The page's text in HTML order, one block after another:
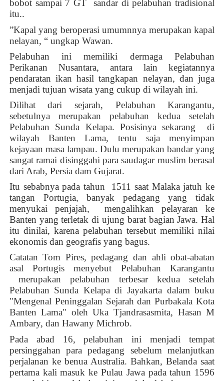
bobot sampai 7 GT
sandar di pelabuhan tradisional
itu..
”Kapal yang beroperasi umumnnya merupakan kapal
nelayan, “ ungkap Wawan.
Pelabuhan ini memiliki dermaga Pelabuhan
Perikanan Nusantara, antara lain kegiatannya
pendaratan ikan hasil tangkapan nelayan, dan juga
menjadi tujuan wisata yang cukup di wilayah ini.
Dilihat dari sejarah, Pelabuhan Karangantu,
sebetulnya merupakan pelabuhan kedua setelah
Pelabuhan Sunda Kelapa. Posisinya sekarang
di
wilayah Banten Lama, tentu saja menyimpan
kejayaan masa lampau. Dulu merupakan bandar yang
sangat ramai disinggahi para saudagar muslim berasal
dari Arab, Persia dam Gujarat.
Itu sebabnya pada tahun
1511 saat Malaka jatuh ke
tangan Portugia, banyak pedagang yang tidak
menyukai penjajah,
mengalihkan pelayaran ke
Banten yang terletak di ujung barat bagian Jawa. Hal
itu dinilai, karena pelabuhan tersebut memiliki nilai
ekonomis dan geografis yang bagus.
Catatan Tom Pires, pedagang dan ahli obat-abatan
asal Portugis menyebut Pelabuhan Karangantu
merupakan pelabuhan terbesar kedua setelah
Pelabuhan Sunda Kelapa di Jayakarta dalam buku
"Mengenal Peninggalan Sejarah dan Purbakala Kota
Banten Lama" oleh Uka Tjandrasasmita, Hasan M
Ambary, dan Hawany Michrob.
Pada abad 16, pelabuhan ini menjadi tempat
persinggahan para pedagang sebelum melanjutkan
perjalanan ke benua Australia. Bahkan, Belanda saat
pertama kali masuk ke Pulau Jawa pada tahun 1596